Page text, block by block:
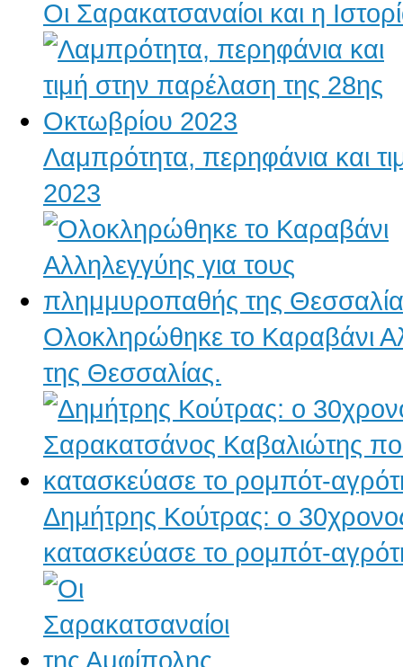
Οι Σαρακατσαναίοι και η
Λαμπρότητα, περηφάνια και
2023
Ολοκληρώθηκε το Καραβάνι
της Θεσσαλίας.
Δημήτρης Κούτρας: ο
κατασκεύασε το ρομπότ-